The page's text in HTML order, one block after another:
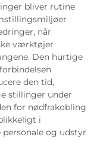
bliver rutine
når
værktøjer
Den hurtige
den tid,
stillinger under
for nødfrakobling
i
og udstyr